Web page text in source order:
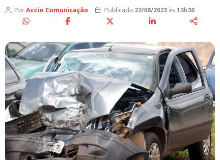
PorAccio Comunicação Publicado 22/08/2023às 13h30